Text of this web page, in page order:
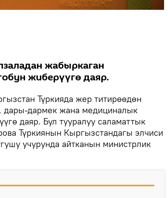
жабыркаган
жиберүүгө даяр.
Түркияда жер титирөөдөн
дары-дармек жана медициналык
даяр. Бул тууралуу саламаттык
Түркиянын Кыргызстандагы элчиси
учурунда айтканын министрлик